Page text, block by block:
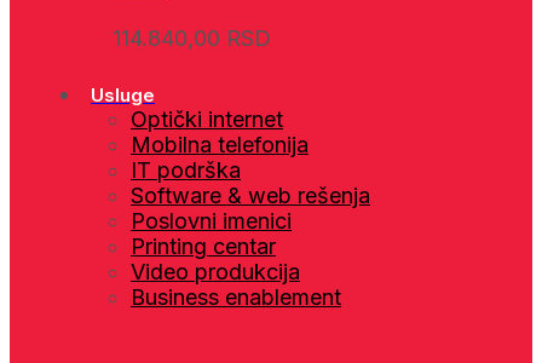
114.840,00 RSD
Usluge
Optički internet
Mobilna telefonija
IT podrška
Software & web rešenja
Poslovni imenici
Printing centar
Video produkcija
Business enablement